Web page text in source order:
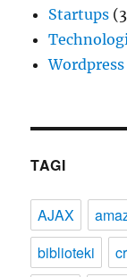
Startups
Wordpress
TAGI
AJAX
biblioteki